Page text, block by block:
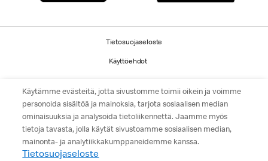
Tietosuojaseloste
Käyttöehdot
Käytämme evästeitä, jotta sivustomme toimii oikein ja voimme
personoida sisältöä ja mainoksia, tarjota sosiaalisen median
ominaisuuksia ja analysoida tietoliikennettä. Jaamme myös
tietoja tavasta, jolla käytät sivustoamme sosiaalisen median,
mainonta- ja analytiikkakumppaneidemme kanssa.
Tietosuojaseloste